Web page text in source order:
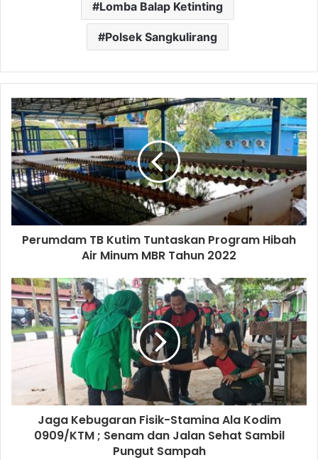
Lomba Balap Ketinting
Polsek Sangkulirang
Perumdam TB Kutim Tuntaskan Program Hibah
Air Minum MBR Tahun 2022
Jaga Kebugaran Fisik-Stamina Ala Kodim
0909/KTM ; Senam dan Jalan Sehat Sambil
Pungut Sampah